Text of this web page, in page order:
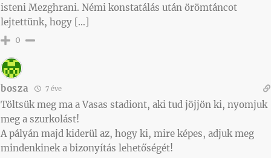
isteni Mezghrani. Némi konstatálás után örömtáncot
lejtettünk, hogy […]
0
bosza 7 éve
Töltsük meg ma a Vasas stadiont, aki tud jöjjön ki, nyomjuk
meg a szurkolást!
A pályán majd kiderül az, hogy ki, mire képes, adjuk meg
mindenkinek a bizonyítás lehetőségét!